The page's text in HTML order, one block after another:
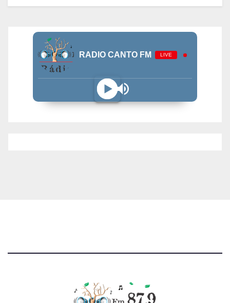
RADIO CANTO FM LIVE